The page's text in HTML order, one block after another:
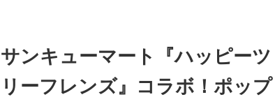
サンキューマート『ハッピーツ
リーフレンズ』コラボ！ポップ